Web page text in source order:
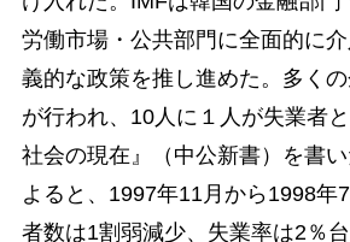
労働市場・公共部門に全面的に
義的な政策を推し進めた。多く
が行われ、10人に１人が失業者
社会の現在』（中公新書）を書
よると、1997年11月から1998年
者数は1割弱減少、失業率は2％